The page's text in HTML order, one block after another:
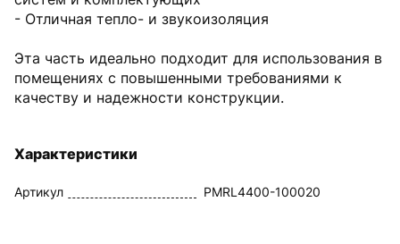
- Отличная тепло- и звукоизоляция
Эта часть идеально подходит для использования в
помещениях с повышенными требованиями к
качеству и надежности конструкции.
Характеристики
Артикул PMRL4400-100020